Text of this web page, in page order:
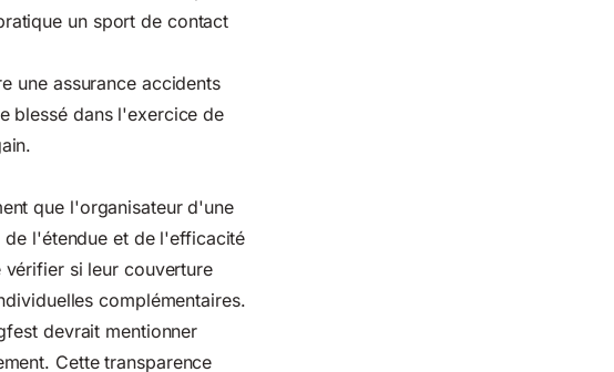
un sport de contact
une assurance accidents
blessé dans l'exercice de
que l'organisateur d'une
l'étendue et de l'efficacité
si leur couverture
complémentaires.
devrait mentionner
Cette transparence